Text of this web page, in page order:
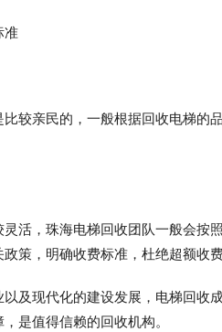
准
较亲民的，一般根据回收电梯
活，珠海电梯回收团队一般会按
策，明确收费标准，杜绝超额收费
及现代化的建设发展，电梯回
是值得信赖的回收机构。